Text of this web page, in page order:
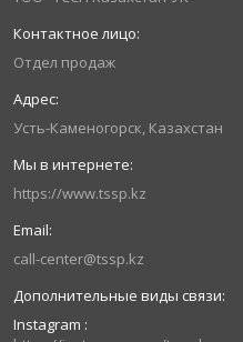
Отдел продаж
Усть-Каменогорск, Казахстан
https://www.tssp.kz
call-center@tssp.kz
Instagram